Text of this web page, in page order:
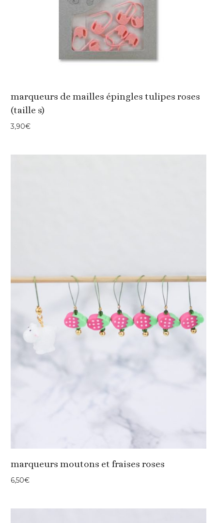
marqueurs de mailles épingles tulipes roses
(taille s)
3,90€
marqueurs moutons et fraises roses
6,50€